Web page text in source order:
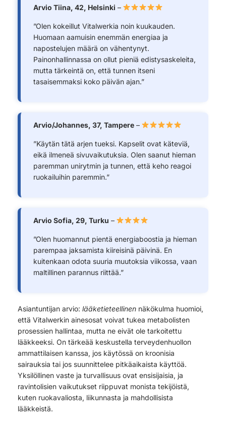
Arvio Tiina, 42, Helsinki –
”Olen kokeillut Vitalwerkia noin kuukauden.
Huomaan aamuisin enemmän energiaa ja
napostelujen määrä on vähentynyt.
Painonhallinnassa on ollut pieniä edistysaskeleita,
mutta tärkeintä on, että tunnen itseni
tasaisemmaksi koko päivän ajan.”
Arvio/Johannes, 37, Tampere–
”Käytän tätä arjen tueksi. Kapselit ovat käteviä,
eikä ilmeneä sivuvaikutuksia. Olen saanut hieman
paremman unirytmin ja tunnen, että keho reagoi
ruokailuihin paremmin.”
Arvio Sofia, 29, Turku –
”Olen huomannut pientä energiaboostia ja hieman
parempaa jaksamista kiireisinä päivinä. En
kuitenkaan odota suuria muutoksia viikossa, vaan
maltillinen parannus riittää.”
Asiantuntijan arvio: lääketieteellinen näkökulma huomioi,
että Vitalwerkin ainesosat voivat tukea metabolisten
prosessien hallintaa, mutta ne eivät ole tarkoitettu
lääkkeeksi. On tärkeää keskustella terveydenhuollon
ammattilaisen kanssa, jos käytössä on kroonisia
sairauksia tai jos suunnittelee pitkäaikaista käyttöä.
Yksilöllinen vaste ja turvallisuus ovat ensisijaisia, ja
ravintolisien vaikutukset riippuvat monista tekijöistä,
kuten ruokavaliosta, liikunnasta ja mahdollisista
lääkkeistä.